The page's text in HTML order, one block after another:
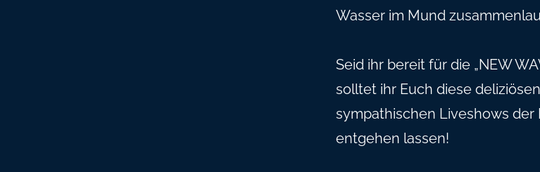
Wasser im Mund
Seid ihr bereit für die „NEW
solltet ihr Euch diese
sympathischen Liveshows
entgehen lassen!